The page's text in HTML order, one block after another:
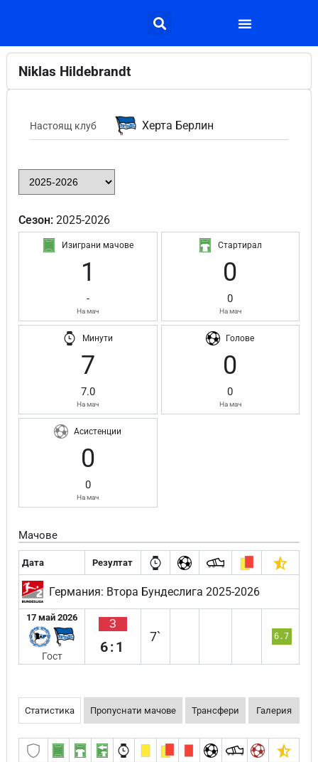
Niklas Hildebrandt
Настоящ клуб Херта Берлин
Сезон: 2025-2026
Изиграни мачове
1
-
На мач
Стартирал
0
0
На мач
Минути
7
7.0
На мач
Голове
0
0
На мач
Асистенции
0
0
На мач
Мачове
Дата Резултат
Германия: Втора Бундеслига 2025-2026
17 май 2026
Гост
З
6:1
7` 6.7
Статистика Пропуснати мачове Трансфери Галерия